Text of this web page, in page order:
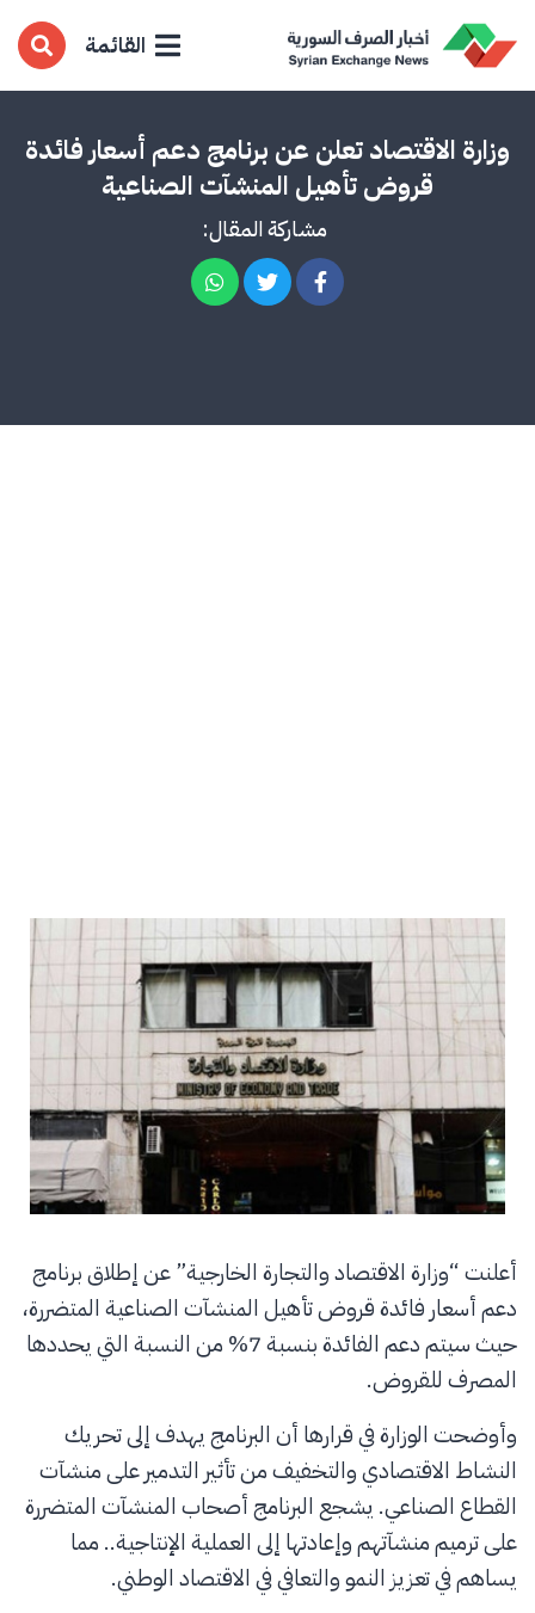
القائمة
وزارة الاقتصاد تعلن عن برنامج دعم أسعار فائدة
قروض تأهيل المنشآت الصناعية
مشاركة المقال:
أعلنت “وزارة الاقتصاد والتجارة الخارجية” عن إطلاق برنامج
دعم أسعار فائدة قروض تأهيل المنشآت الصناعية المتضررة،
حيث سيتم دعم الفائدة بنسبة 7% من النسبة التي يحددها
المصرف للقروض.
وأوضحت الوزارة في قرارها أن البرنامج يهدف إلى تحريك
النشاط الاقتصادي والتخفيف من تأثير التدمير على منشآت
القطاع الصناعي. يشجع البرنامج أصحاب المنشآت المتضررة
على ترميم منشآتهم وإعادتها إلى العملية الإنتاجية.. مما
يساهم في تعزيز النمو والتعافي في الاقتصاد الوطني.